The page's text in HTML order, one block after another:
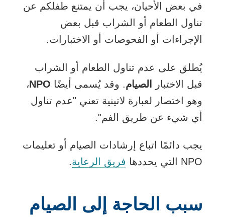
في بعض الأحيان، يجب أن يمتنع طفلكم عن
تناول الطعام أو الشراب قبل بعض
الإجراءات أو الفحوصات أو الاختبارات.
يُطلق على عدم تناول الطعام أو الشراب
قبل الاختبار
الصيام. وقد يُسمى أيضًا NPO،
وهو اختصار لعبارة لاتينية تعني "عدم تناول
أي شيء عن طريق الفم".
يجب دائمًا اتباع إرشادات الصيام أو تعليمات
NPO التي يحددها
فريق الرعاية.
سبب الحاجة إلى الصيام